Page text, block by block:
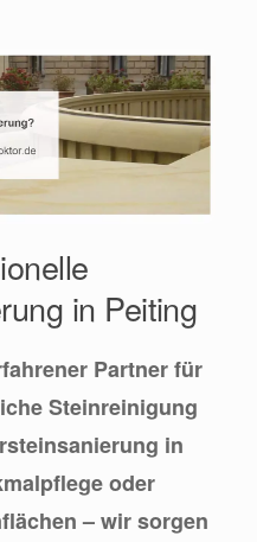
in Peiting
Partner für
Steinreinigung
in
oder
– wir sorgen